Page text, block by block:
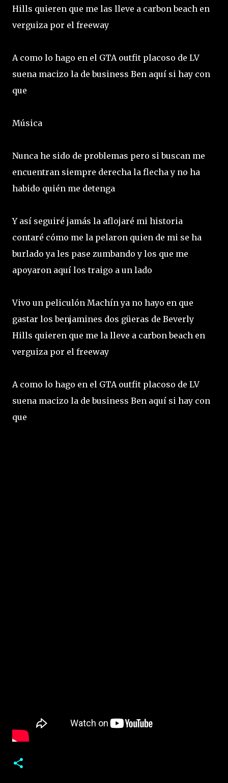
Hills quieren que me las lleve a carbon beach en
verguiza por el freeway
A como lo hago en el GTA outfit placoso de LV
suena macizo la de business Ben aquí si hay con
que
Música
Nunca he sido de problemas pero si buscan me
encuentran siempre derecha la flecha y no ha
habido quién me detenga
Y así seguiré jamás la aflojaré mi historia
contaré cómo me la pelaron quien de mi se ha
burlado ya les pase zumbando y los que me
apoyaron aquí los traigo a un lado
Vivo un peliculón Machín ya no hayo en que
gastar los benjamines dos güeras de Beverly
Hills quieren que me la lleve a carbon beach en
verguiza por el freeway
A como lo hago en el GTA outfit placoso de LV
suena macizo la de business Ben aquí si hay con
que